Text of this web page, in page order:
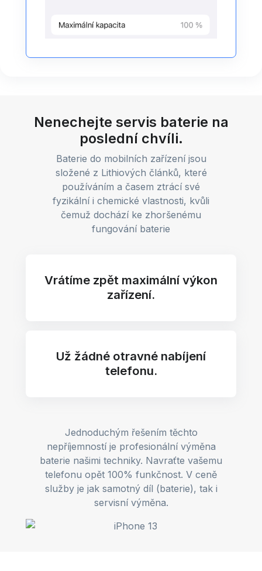
Nenechejte servis baterie na
poslední chvíli.
Baterie do mobilních zařízení jsou
složené z Lithiových článků, které
používáním a časem ztrácí své
fyzikální i chemické vlastnosti, kvůli
čemuž dochází ke zhoršenému
fungování baterie
Vrátíme zpět maximální výkon
zařízení.
Už žádné otravné nabíjení
telefonu.
Jednoduchým řešením těchto
nepříjemností je profesionální výměna
baterie našimi techniky. Navraťte vašemu
telefonu opět 100% funkčnost. V ceně
služby je jak samotný díl (baterie), tak i
servisní výměna.